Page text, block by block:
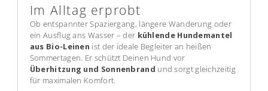
Im Alltag erprobt
Ob entspannter Spaziergang, längere Wanderung oder
ein Ausflug ans Wasser – der kühlende Hundemantel
aus Bio-Leinen ist der ideale Begleiter an heißen
Sommertagen. Er schützt Deinen Hund vor
Überhitzung und Sonnenbrand und sorgt gleichzeitig
für maximalen Komfort.